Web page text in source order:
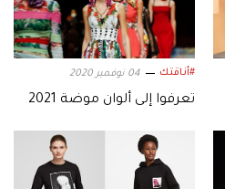
#أناقتك 04 نوفمبر 2020
تعرفوا إلى ألوان موضة 2021